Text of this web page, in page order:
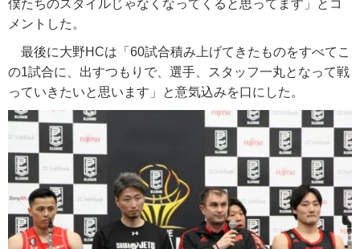
僕たちのスタイルじゃなくなってくると思ってます」とコ
メントした。
最後に大野HCは「60試合積み上げてきたものをすべてこ
の1試合に、出すつもりで、選手、スタッフ一丸となって戦
っていきたいと思います」と意気込みを口にした。